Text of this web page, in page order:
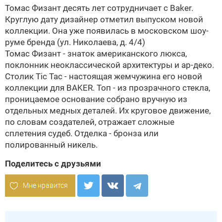
Томас Физант десять лет сотрудничает с Baker.
Круглую дату дизайнер отметил выпуском новой
коллекции. Она уже появилась в московском шоу-
руме бренда (ул. Николаева, д. 4/4)
Томас Физант - знаток американского люкса,
поклонник неоклассической архитектуры и ар-деко.
Столик Tic Tac - настоящая жемчужина его новой
коллекции для BAKER. Топ - из прозрачного стекла,
проницаемое основание собрано вручную из
отдельных медных деталей. Их круговое движение,
по словам создателей, отражает сложные
сплетения судеб. Отделка - бронза или
полированный никель.
Поделитесь с друзьями
Мне нравится